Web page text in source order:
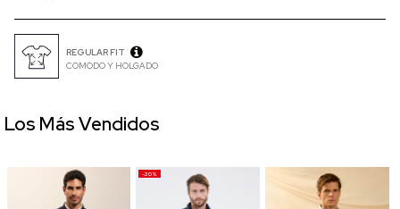
REGULAR FIT
COMODO Y HOLGADO
-20%
Los Más Vendidos